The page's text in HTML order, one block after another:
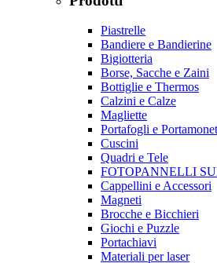
Piastrelle
Bandiere e Bandierine
Bigiotteria
Borse, Sacche e Zaini
Bottiglie e Thermos
Calzini e Calze
Magliette
Portafogli e
Cuscini
Quadri e Tele
FOTOPANNELLI
Cappellini e Accessori
Magneti
Brocche e Bicchieri
Giochi e Puzzle
Portachiavi
Materiali per laser